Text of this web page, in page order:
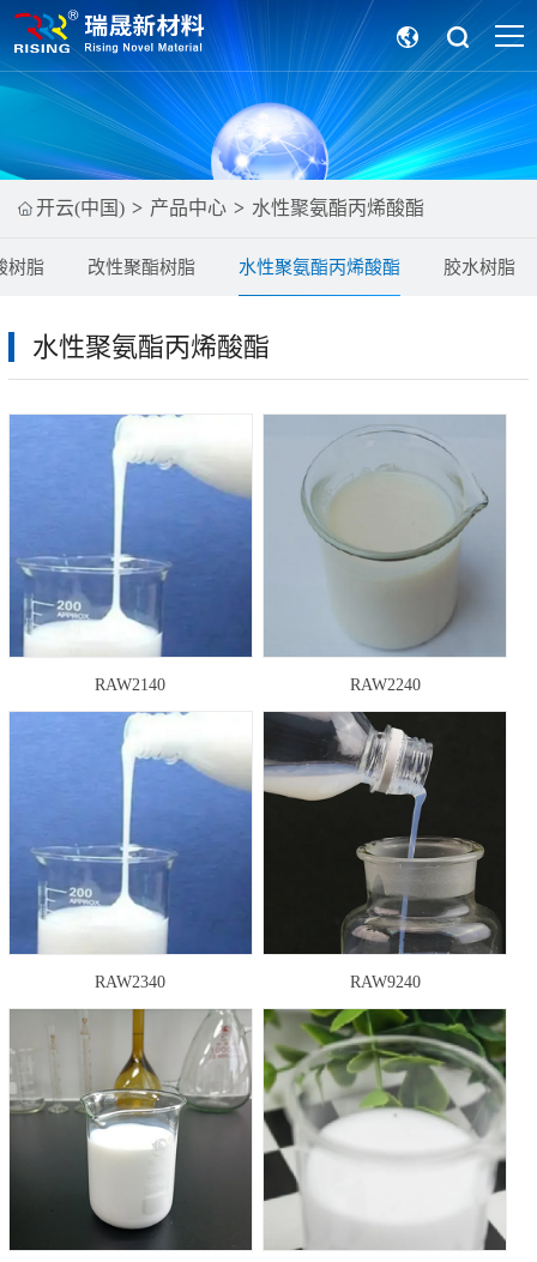
开云(中国) 产品中心 水性聚氨酯丙烯酸酯
树脂 改性聚酯树脂 水性聚氨酯丙烯酸酯 胶水树脂
水性聚氨酯丙烯酸酯
RAW2140 RAW2240
RAW2340 RAW9240